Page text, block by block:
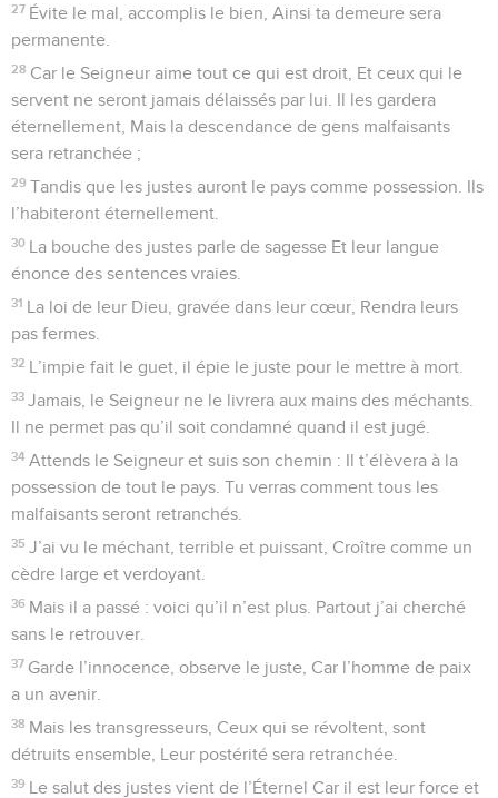
27 Évite le mal, accomplis le bien, Ainsi ta demeure sera
permanente.
28 Car le Seigneur aime tout ce qui est droit, Et ceux qui le
servent ne seront jamais délaissés par lui. Il les gardera
éternellement, Mais la descendance de gens malfaisants
sera retranchée ;
29 Tandis que les justes auront le pays comme possession. Ils
l’habiteront éternellement.
30 La bouche des justes parle de sagesse Et leur langue
énonce des sentences vraies.
31 La loi de leur Dieu, gravée dans leur cœur, Rendra leurs
pas fermes.
32 L’impie fait le guet, il épie le juste pour le mettre à mort.
33 Jamais, le Seigneur ne le livrera aux mains des méchants.
Il ne permet pas qu’il soit condamné quand il est jugé.
34 Attends le Seigneur et suis son chemin : Il t’élèvera à la
possession de tout le pays. Tu verras comment tous les
malfaisants seront retranchés.
35 J’ai vu le méchant, terrible et puissant, Croître comme un
cèdre large et verdoyant.
36 Mais il a passé : voici qu’il n’est plus. Partout j’ai cherché
sans le retrouver.
37 Garde l’innocence, observe le juste, Car l’homme de paix
a un avenir.
38 Mais les transgresseurs, Ceux qui se révoltent, sont
détruits ensemble, Leur postérité sera retranchée.
39 Le salut des justes vient de l’Éternel Car il est leur force et